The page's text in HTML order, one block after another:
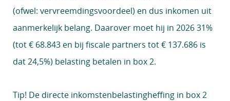
(ofwel: vervreemdingsvoordeel) en dus inkomen uit
aanmerkelijk belang. Daarover moet hij in 2026 31%
(tot € 68.843 en bij fiscale partners tot € 137.686 is
dat 24,5%) belasting betalen in box 2.
Tip! De directe inkomstenbelastingheffing in box 2